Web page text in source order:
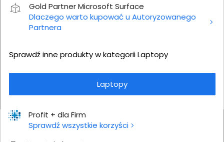
Profit + dla Firm
Sprawdź wszystkie korzyści
Gold Partner Microsoft Surface
Dlaczego warto kupować u Autoryzowanego
Partnera
Sprawdź inne produkty w kategorii Laptopy
Laptopy